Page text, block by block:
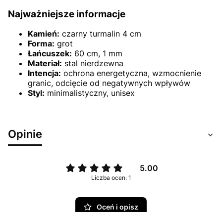
Najważniejsze informacje
Kamień: czarny turmalin 4 cm
Forma: grot
Łańcuszek: 60 cm, 1 mm
Materiał: stal nierdzewna
Intencja: ochrona energetyczna, wzmocnienie
granic, odcięcie od negatywnych wpływów
Styl: minimalistyczny, unisex
Opinie
5.00
Liczba ocen: 1
Oceń i opisz